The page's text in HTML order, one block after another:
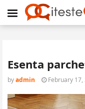
Esenta
byadmin February 17,